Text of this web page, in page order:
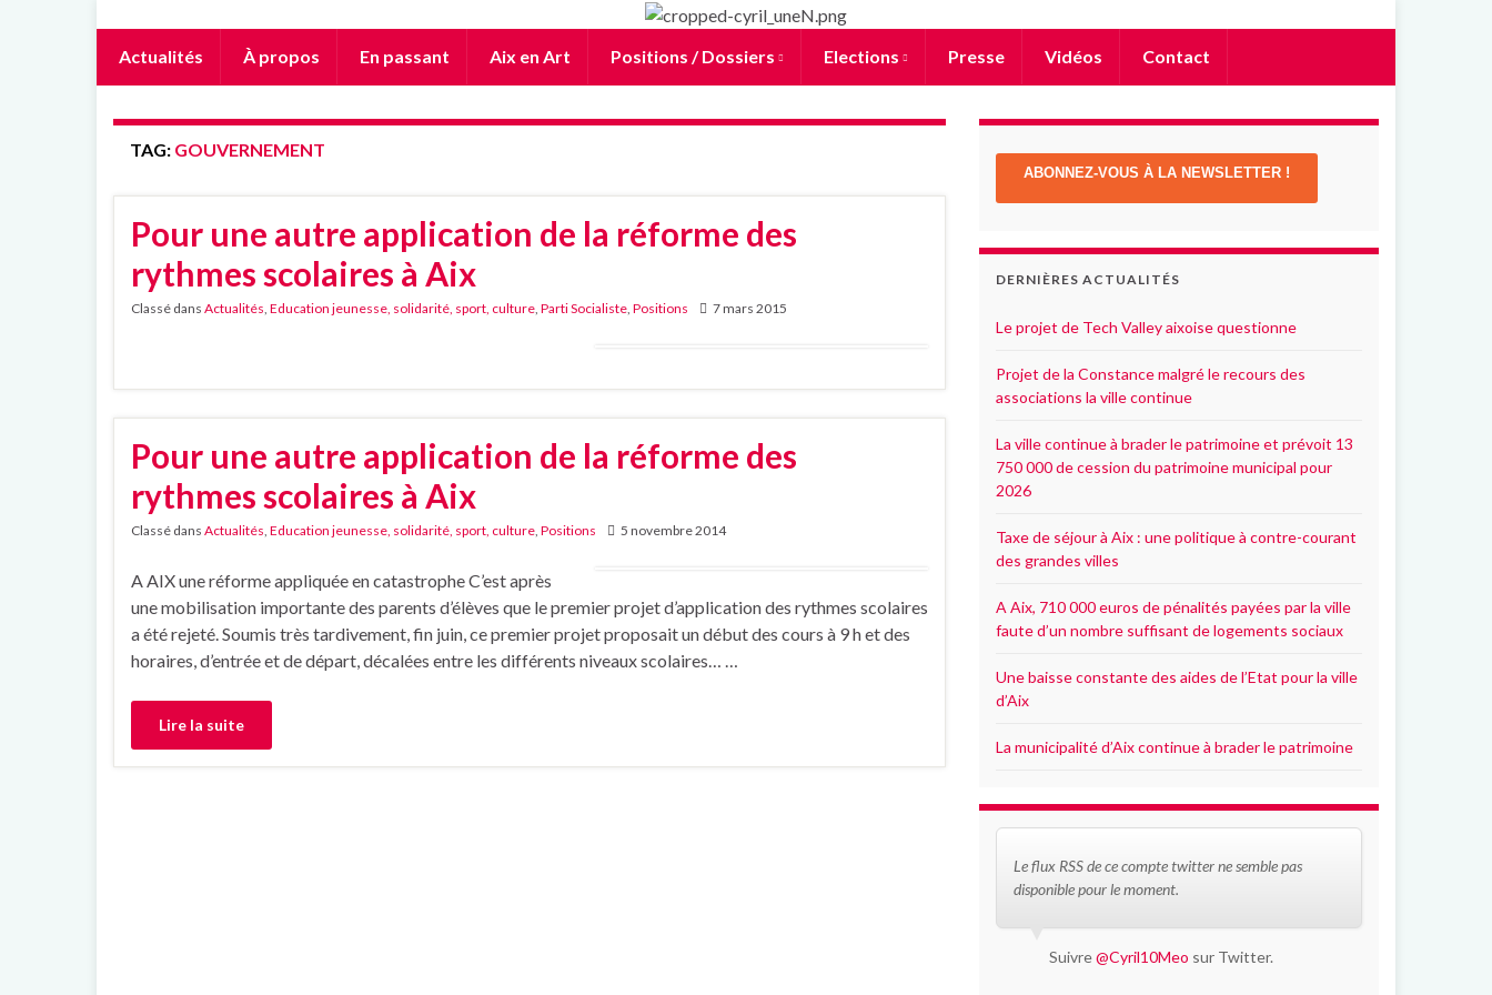
Actualités À propos En passant Aix en Art Positions / Dossiers Elections Presse Vidéos Contact
TAG: GOUVERNEMENT
Pour une autre application de la réforme des
rythmes scolaires à Aix
Classé dans Actualités Education jeunesse, solidarité, sport, culture Parti Socialiste Positions 7 mars 2015
Pour une autre application de la réforme des
rythmes scolaires à Aix
Classé dans Actualités Education jeunesse, solidarité, sport, culture Positions 5 novembre 2014
A AIX une réforme appliquée en catastrophe C’est après
une mobilisation importante des parents d’élèves que le premier projet d’application des rythmes scolaires
a été rejeté. Soumis très tardivement, fin juin, ce premier projet proposait un début des cours à 9 h et des
horaires, d’entrée et de départ, décalées entre les différents niveaux scolaires… …
Lire la suite
ABONNEZ-VOUS À LA NEWSLETTER !
DERNIÈRES ACTUALITÉS
Le projet de Tech Valley aixoise questionne
Projet de la Constance malgré le recours des
associations la ville continue
La ville continue à brader le patrimoine et prévoit 13
750 000 de cession du patrimoine municipal pour
2026
Taxe de séjour à Aix : une politique à contre-courant
des grandes villes
A Aix, 710 000 euros de pénalités payées par la ville
faute d’un nombre suffisant de logements sociaux
Une baisse constante des aides de l’Etat pour la ville
d’Aix
La municipalité d’Aix continue à brader le patrimoine
Le flux RSS de ce compte twitter ne semble pas
disponible pour le moment.
Suivre@Cyril10Meo sur Twitter.